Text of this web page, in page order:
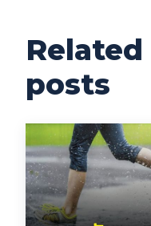
Related
posts